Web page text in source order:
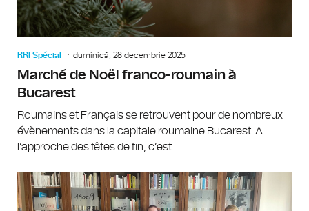
RRI Spécial duminică, 28 decembrie 2025
Marché de Noël franco-roumain à
Bucarest
Roumains et Français se retrouvent pour de nombreux
évènements dans la capitale roumaine Bucarest. A
l’approche des fêtes de fin, c’est...